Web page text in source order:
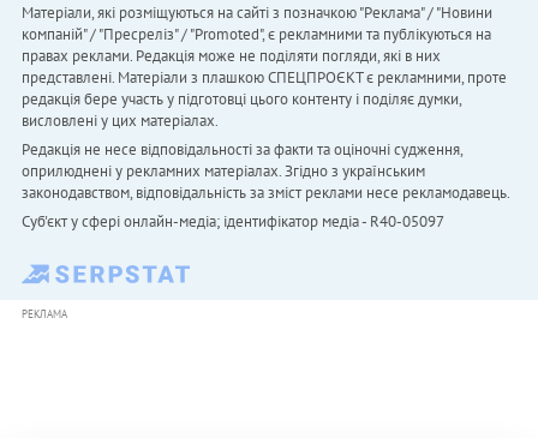
Матеріали, які розміщуються на сайті з позначкою "Реклама" / "Новини
компаній" / "Пресреліз" / "Promoted", є рекламними та публікуються на
правах реклами. Редакція може не поділяти погляди, які в них
представлені. Матеріали з плашкою СПЕЦПРОЄКТ є рекламними, проте
редакція бере участь у підготовці цього контенту і поділяє думки,
висловлені у цих матеріалах.
Редакція не несе відповідальності за факти та оціночні судження,
оприлюднені у рекламних матеріалах. Згідно з українським
законодавством, відповідальність за зміст реклами несе рекламодавець.
Cуб'єкт у сфері онлайн-медіа; ідентифікатор медіа - R40-05097
РЕКЛАМА